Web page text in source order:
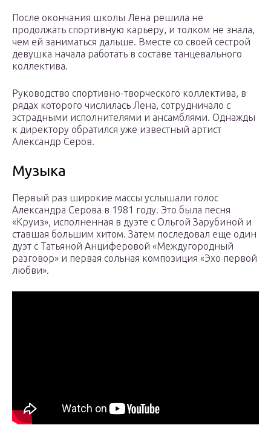
После окончания школы Лена решила не
продолжать спортивную карьеру, и толком не знала,
чем ей заниматься дальше. Вместе со своей сестрой
девушка начала работать в составе танцевального
коллектива.
Руководство спортивно-творческого коллектива, в
рядах которого числилась Лена, сотрудничало с
эстрадными исполнителями и ансамблями. Однажды
к директору обратился уже известный артист
Александр Серов.
Музыка
Первый раз широкие массы услышали голос
Александра Серова в 1981 году. Это была песня
«Круиз», исполненная в дуэте с Ольгой Зарубиной и
ставшая большим хитом. Затем последовал еще один
дуэт с Татьяной Анциферовой «Междугородный
разговор» и первая сольная композиция «Эхо первой
любви».